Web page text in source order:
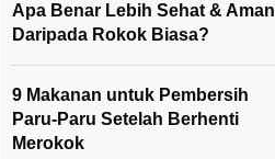
Apa Benar Lebih Sehat & Aman
Daripada Rokok Biasa?
9 Makanan untuk Pembersih
Paru-Paru Setelah Berhenti
Merokok